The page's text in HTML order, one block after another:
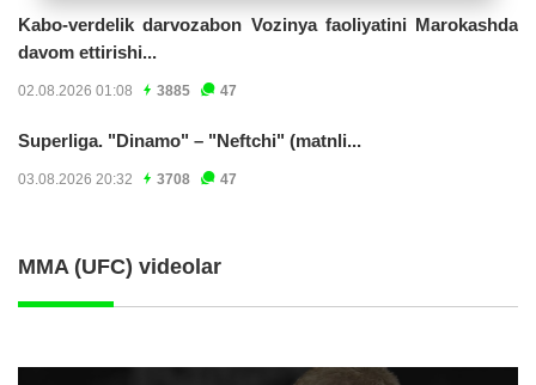
Kabo-verdelik darvozabon Vozinya faoliyatini Marokashda
davom ettirishi...
02.08.2026 01:08 3885 47
Superliga. "Dinamo" – "Neftchi" (matnli...
03.08.2026 20:32 3708 47
MMA (UFC) videolar